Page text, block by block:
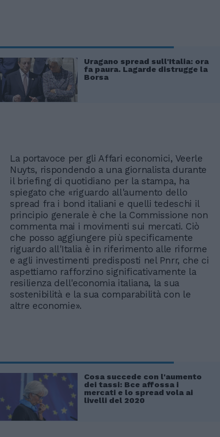
Uragano spread sull'Italia: ora
fa paura. Lagarde distrugge la
Borsa
La portavoce per gli Affari economici, Veerle
Nuyts, rispondendo a una giornalista durante
il briefing di quotidiano per la stampa, ha
spiegato che «riguardo all'aumento dello
spread fra i bond italiani e quelli tedeschi il
principio generale è che la Commissione non
commenta mai i movimenti sui mercati. Ciò
che posso aggiungere più specificamente
riguardo all'Italia è in riferimento alle riforme
e agli investimenti predisposti nel Pnrr, che ci
aspettiamo rafforzino significativamente la
resilienza dell'economia italiana, la sua
sostenibilità e la sua comparabilità con le
altre economie».
Cosa succede con l'aumento
dei tassi: Bce affossa i
mercati e lo spread vola ai
livelli del 2020